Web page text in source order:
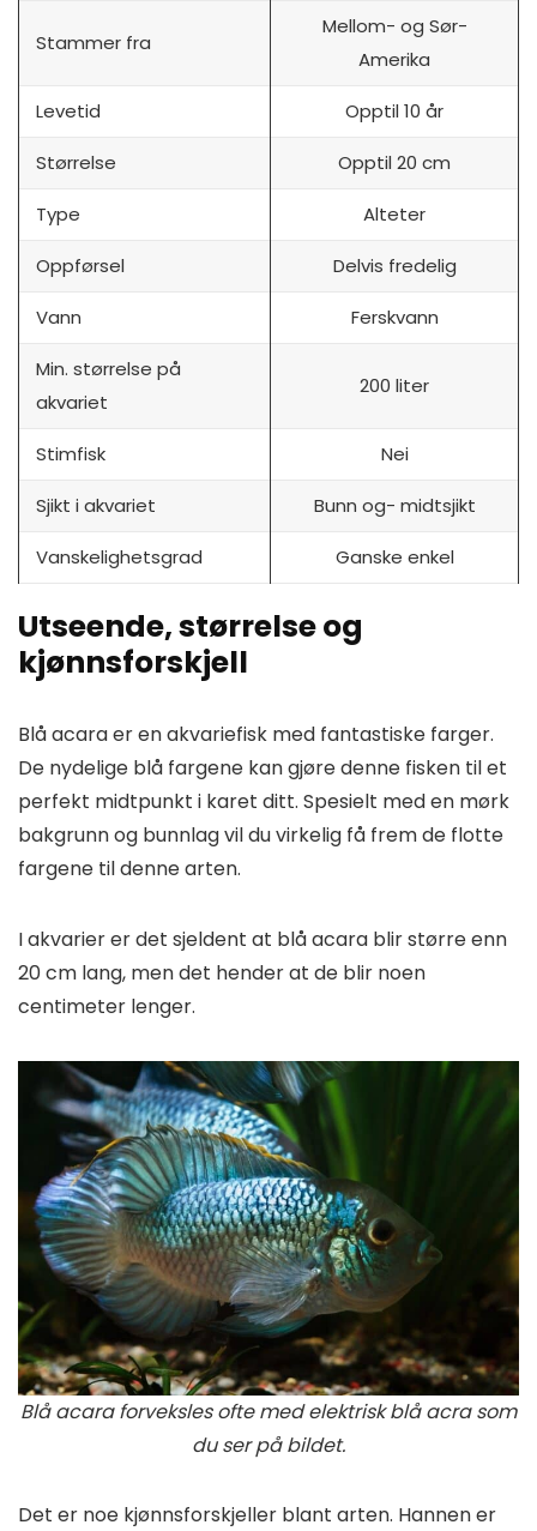
Stammer fra
Mellom- og Sør-
Amerika
Levetid Opptil 10 år
Størrelse Opptil 20 cm
Type Alteter
Oppførsel Delvis fredelig
Vann Ferskvann
Min. størrelse på
akvariet
200 liter
Stimfisk Nei
Sjikt i akvariet Bunn og- midtsjikt
Vanskelighetsgrad Ganske enkel
Utseende, størrelse og
kjønnsforskjell
Blå acara er en akvariefisk med fantastiske farger.
De nydelige blå fargene kan gjøre denne fisken til et
perfekt midtpunkt i karet ditt. Spesielt med en mørk
bakgrunn og bunnlag vil du virkelig få frem de flotte
fargene til denne arten.
I akvarier er det sjeldent at blå acara blir større enn
20 cm lang, men det hender at de blir noen
centimeter lenger.
Blå acara forveksles ofte med elektrisk blå acra som
du ser på bildet.
Det er noe kjønnsforskjeller blant arten. Hannen er